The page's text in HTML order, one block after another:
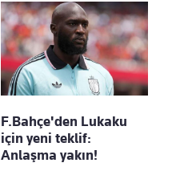
F.Bahçe'den Lukaku
için yeni teklif:
Anlaşma yakın!